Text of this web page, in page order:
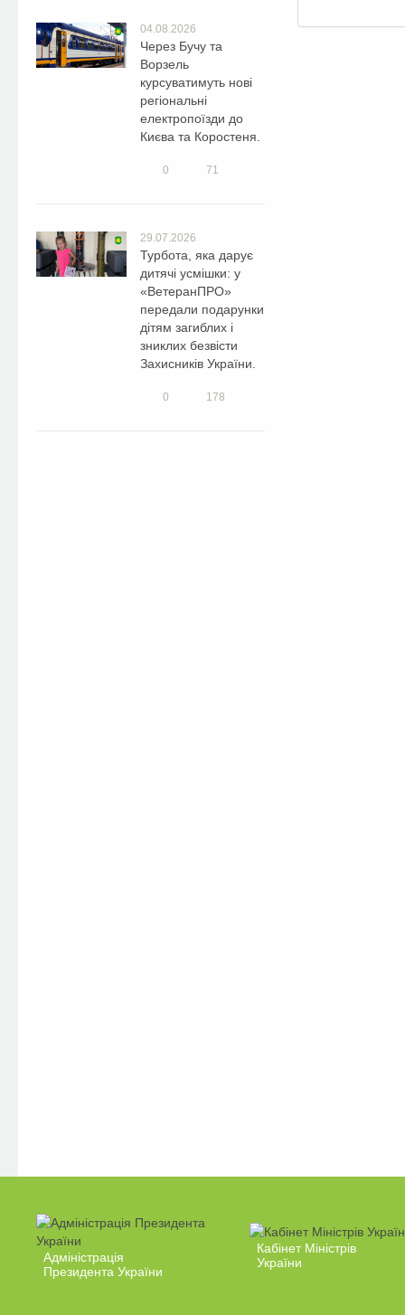
04.08.2026
Через Бучу та
Ворзель
курсуватимуть нові
регіональні
електропоїзди до
Києва та Коростеня.
0 71
29.07.2026
Турбота, яка дарує
дитячі усмішки: у
«ВетеранПРО»
передали подарунки
дітям загиблих і
зниклих безвісти
Захисників України.
0 178
Адміністрація
Президента України
Кабінет Міністрів
України